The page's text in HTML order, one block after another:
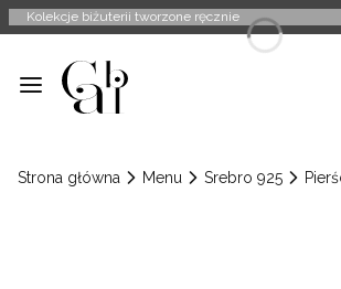
Kolekcje biżuterii tworzone ręcznie
Menu
Strona główna Menu Srebro 925